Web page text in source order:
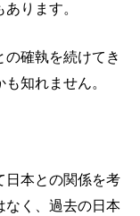
ります。
確執を続けてき
知れません。
日本との関係を考
なく、過去の日本